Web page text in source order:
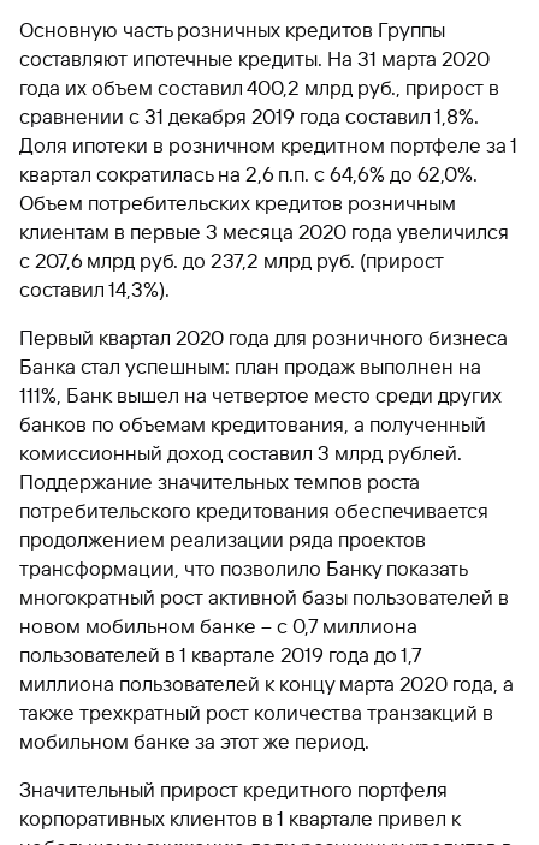
Основную часть розничных кредитов Группы
составляют ипотечные кредиты. На 31 марта 2020
года их объем составил 400,2 млрд руб., прирост в
сравнении с 31 декабря 2019 года составил 1,8%.
Доля ипотеки в розничном кредитном портфеле за 1
квартал сократилась на 2,6 п.п. с 64,6% до 62,0%.
Объем потребительских кредитов розничным
клиентам в первые 3 месяца 2020 года увеличился
с 207,6 млрд руб. до 237,2 млрд руб. (прирост
составил 14,3%).
Первый квартал 2020 года для розничного бизнеса
Банка стал успешным: план продаж выполнен на
111%, Банк вышел на четвертое место среди других
банков по объемам кредитования, а полученный
комиссионный доход составил 3 млрд рублей.
Поддержание значительных темпов роста
потребительского кредитования обеспечивается
продолжением реализации ряда проектов
трансформации, что позволило Банку показать
многократный рост активной базы пользователей в
новом мобильном банке – с 0,7 миллиона
пользователей в 1 квартале 2019 года до 1,7
миллиона пользователей к концу марта 2020 года, а
также трехкратный рост количества транзакций в
мобильном банке за этот же период.
Значительный прирост кредитного портфеля
корпоративных клиентов в 1 квартале привел к